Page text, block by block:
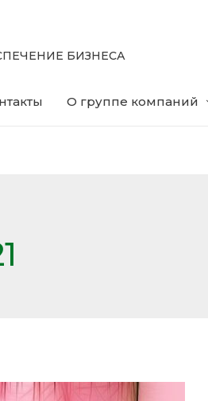
БИЗНЕСА
О группе компаний